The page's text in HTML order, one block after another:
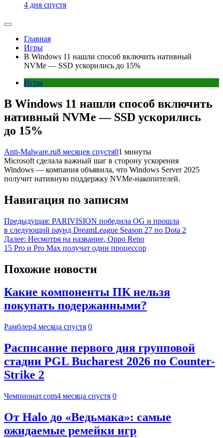
4 дня спустя
Главная
Игры
В Windows 11 нашли способ включить нативный
NVMe — SSD ускорились до 15%
Игры
В Windows 11 нашли способ включить
нативный NVMe — SSD ускорились
до 15%
Anti-Malware.ru8 месяцев спустя01 минуты
Microsoft сделала важный шаг в сторону ускорения
Windows — компания объявила, что Windows Server 2025
получит нативную поддержку NVMe-накопителей.
Навигация по записям
Предыдущая: PARIVISION победила OG и прошла
в следующий раунд DreamLeague Season 27 по Dota 2
Далее: Несмотря на название, Oppo Reno
15 Pro и Pro Max получат один процессор
Похожие новости
Какие компоненты ПК нельзя
покупать подержанными?
Рамблер4 месяца спустя 0
Расписание первого дня групповой
стадии PGL Bucharest 2026 по Counter-
Strike 2
Чемпионат.com4 месяца спустя 0
От Halo до «Ведьмака»: самые
ожидаемые ремейки игр